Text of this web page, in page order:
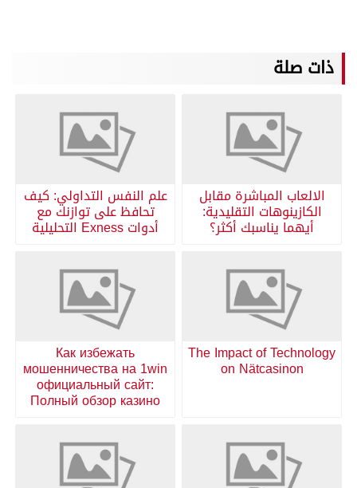
ذات صلة
الالعاب المباشرة مقابل
الكازينوهات التقليدية:
أيهما يناسبك أكثر؟
علم النفس التداولي: كيف
تحافظ على توازنك مع
أدوات Exness التحليلية
The Impact of Technology
on Nätcasinon
Как избежать
мошенничества на 1win
официальный сайт:
Полный обзор казино